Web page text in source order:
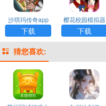
沙琪玛传奇app
官方下载
下载
樱花校园模拟器
正版无广告中文
版下载
下载
猜您喜欢: